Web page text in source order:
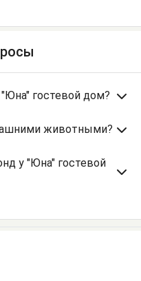
гостевой дом?
животными?
у "Юна" гостевой